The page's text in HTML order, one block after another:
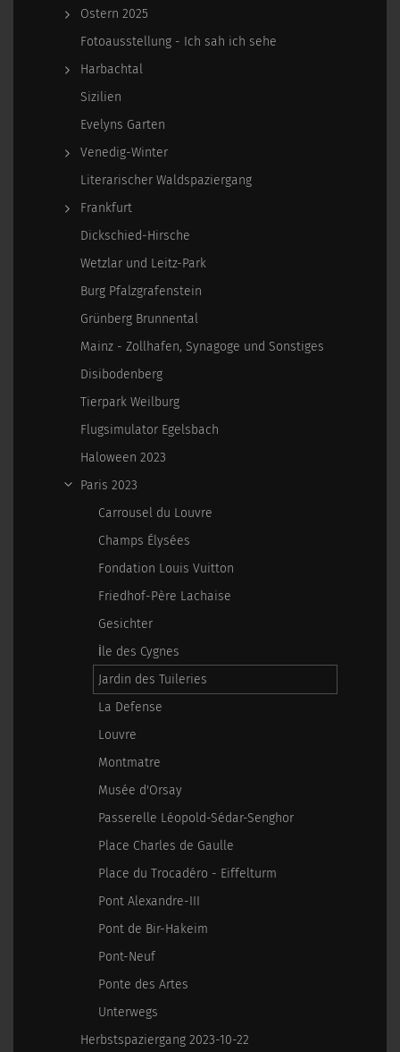
Ostern 2025
Fotoausstellung - Ich sah ich sehe
Harbachtal
Sizilien
Evelyns Garten
Venedig-Winter
Literarischer Waldspaziergang
Frankfurt
Dickschied-Hirsche
Wetzlar und Leitz-Park
Burg Pfalzgrafenstein
Grünberg Brunnental
Mainz - Zollhafen, Synagoge und Sonstiges
Disibodenberg
Tierpark Weilburg
Flugsimulator Egelsbach
Haloween 2023
Paris 2023
Carrousel du Louvre
Champs Élysées
Fondation Louis Vuitton
Friedhof-Père Lachaise
Gesichter
İle des Cygnes
Jardin des Tuileries
La Defense
Louvre
Montmatre
Musée d'Orsay
Passerelle Léopold-Sédar-Senghor
Place Charles de Gaulle
Place du Trocadéro - Eiffelturm
Pont Alexandre-III
Pont de Bir-Hakeim
Pont-Neuf
Ponte des Artes
Unterwegs
Herbstspaziergang 2023-10-22